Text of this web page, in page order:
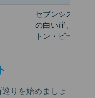
セブンシスター
の白い崖、ブラ
トン・ビーチ
りを始めましょ